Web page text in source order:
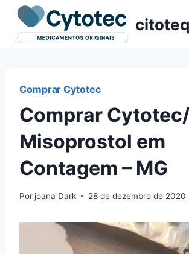
Pular
para
Comprar Cytotec
Comprar Cytotec/
Misoprostol em
Contagem – MG
Por joana Dark 28 de dezembro de 2020